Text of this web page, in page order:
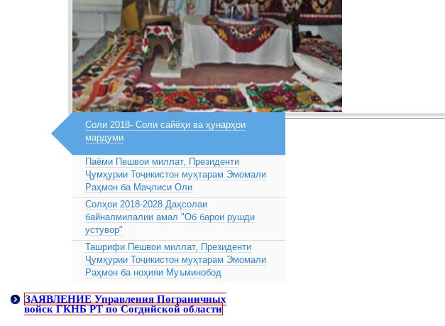
Соли 2018- Соли сайёҳи ва ҳунарҳои
мардуми
Паёми Пешвои миллат, Президенти
Ҷумҳурии Тоҷикистон муҳтарам Эмомали
Раҳмон ба Маҷлиси Оли
Солҳои 2018-2028 Даҳсолаи
байналмилалии амал "Об барои рушди
устувор"
Ташрифи Пешвои миллат, Президенти
Ҷумҳурии Тоҷикистон муҳтарам Эмомали
Раҳмон ба ноҳияи Муъминобод
ЗАЯВЛЕНИЕ Управления Пограничных
войск ГКНБ РТ по Согдийской области